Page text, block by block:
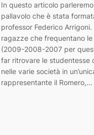
In questo articolo
pallavolo che è stata
professor Federico
ragazze che frequentano
(2009-2008-2007 per
far ritrovare le studentesse
nelle varie società in
rappresentante il Romero,…